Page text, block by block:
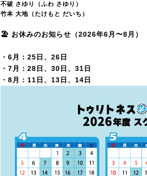
不破 さゆり（ふわ さゆり）
竹本 大地（たけもと だいち）
🏖 お休みのお知らせ（2026年6 月〜8月）
・6月：25日、26日
・7月：28日、30日、31日
・8月：11日、13日、14日